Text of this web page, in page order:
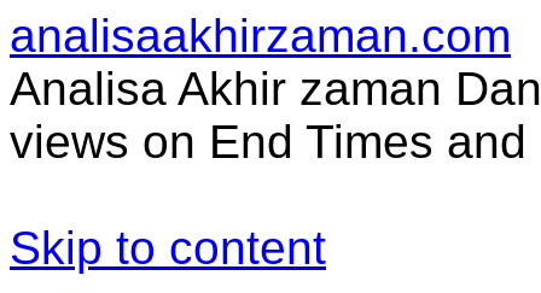
analisaakhirzaman.com
Analisa Akhir zaman
views on End Times
Skip to content